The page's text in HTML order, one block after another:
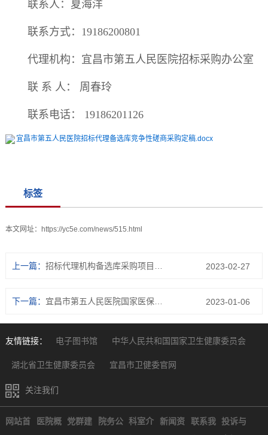
联系人：夏海洋
联系方式： 19186200801
代理机构：宜昌市第五人民医院招标采购办公室
联 系 人： 周春玲
联系电话： 19186201126
宜昌市第五人民医院招标代理备选库竞争性磋商采购定稿.docx
标签
本文网址： https://yc5e.com/news/515.html
上一篇： 2023-02-27
下一篇： 宜昌市第五人民医院国家医保接口及系统改造采购项目成交公告 2023-01-06
友情链接： 电子图书馆 中华人民共和国国家卫生健康委员会
湖北省卫生健康委员会 宜昌市卫健委官网
关注我们
网站首
医院概
党群建
院务公
科室介
新闻资
联系我
投诉与